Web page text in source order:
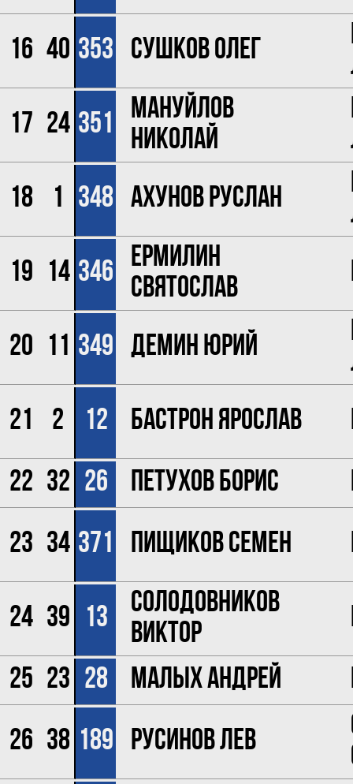
16 40 353 Сушков Олег
17 24 351
Мануйлов
Николай
18
1 348 Ахунов Руслан
19 14 346
Ермилин
Святослав
20 11 349 Демин Юрий
21
2 12 Бастрон Ярослав
22 32 26 Петухов Борис
23 34 371 Пищиков Семен
24 39 13
Солодовников
Виктор
25 23 28 Малых Андрей
26 38 189 Русинов Лев